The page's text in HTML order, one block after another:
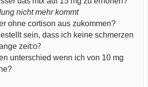
nicht mehr kommt
ohne cortison aus zukommen?
sein, dass ich keine schmerzen
zeit:o?
unterschied wenn ich von 10 mg